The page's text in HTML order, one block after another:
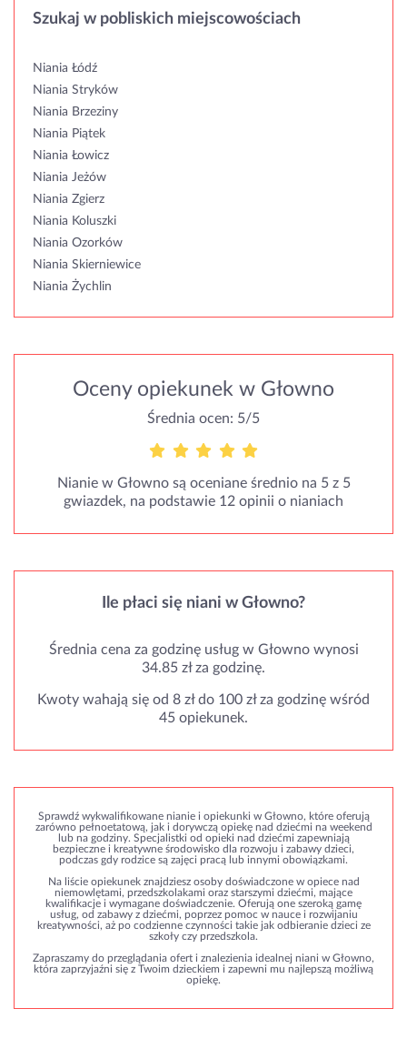
Szukaj w pobliskich miejscowościach
Niania Łódź
Niania Stryków
Niania Brzeziny
Niania Piątek
Niania Łowicz
Niania Jeżów
Niania Zgierz
Niania Koluszki
Niania Ozorków
Niania Skierniewice
Niania Żychlin
Oceny opiekunek w Głowno
Średnia ocen: 5/5
Nianie w Głowno są oceniane średnio na 5 z 5
gwiazdek, na podstawie 12 opinii o nianiach
Ile płaci się niani w Głowno?
Średnia cena za godzinę usług w Głowno wynosi
34.85 zł za godzinę.
Kwoty wahają się od 8 zł do 100 zł za godzinę wśród
45 opiekunek.
Sprawdź wykwalifikowane nianie i opiekunki w Głowno, które oferują
zarówno pełnoetatową, jak i dorywczą opiekę nad dziećmi na weekend
lub na godziny. Specjalistki od opieki nad dziećmi zapewniają
bezpieczne i kreatywne środowisko dla rozwoju i zabawy dzieci,
podczas gdy rodzice są zajęci pracą lub innymi obowiązkami.
Na liście opiekunek znajdziesz osoby doświadczone w opiece nad
niemowlętami, przedszkolakami oraz starszymi dziećmi, mające
kwalifikacje i wymagane doświadczenie. Oferują one szeroką gamę
usług, od zabawy z dziećmi, poprzez pomoc w nauce i rozwijaniu
kreatywności, aż po codzienne czynności takie jak odbieranie dzieci ze
szkoły czy przedszkola.
Zapraszamy do przeglądania ofert i znalezienia idealnej niani w Głowno,
która zaprzyjaźni się z Twoim dzieckiem i zapewni mu najlepszą możliwą
opiekę.